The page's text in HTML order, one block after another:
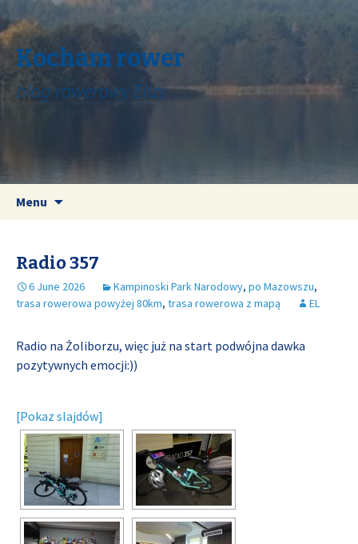
Kocham rower
blog rowerowy Elizy
Menu
Radio 357
6 June 2026 Kampinoski Park Narodowy, po Mazowszu,
trasa rowerowa powyżej 80km, trasa rowerowa z mapą EL
Radio na Żoliborzu, więc już na start podwójna dawka
pozytywnych emocji:))
[Pokaz slajdów]